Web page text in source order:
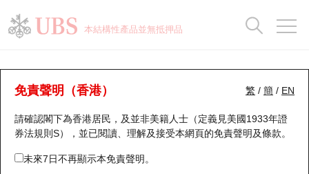
本結構性產品並無抵押品
繁 / 簡 / EN
免責聲明（香港）
請確認閣下為香港居民，及並非美籍人士（定義見美國1933年證
券法規則S），並已閱讀、理解及接受本網頁的免責聲明及條款。
未來7日不再顯示本免責聲明。
牛熊證分析儀
表現 街貨統計 比較
56199 瑞銀牛證 3690 美團
瑞銀認股證一覽
新發行瑞銀認股證
即將到期認股證
街貨統計
比較
牛熊全景快搜
牛熊證搜尋
牛熊證街貨分佈圖
街貨統計
比較
十大升幅/跌幅
十大認股證成交分佈
十天股證佔大市成交
正股分析儀
二十大活躍股份
恒指成份股
持股比重
顯示所有持股比重
每月輪證大市專題
輪證專欄
講座及教育短片